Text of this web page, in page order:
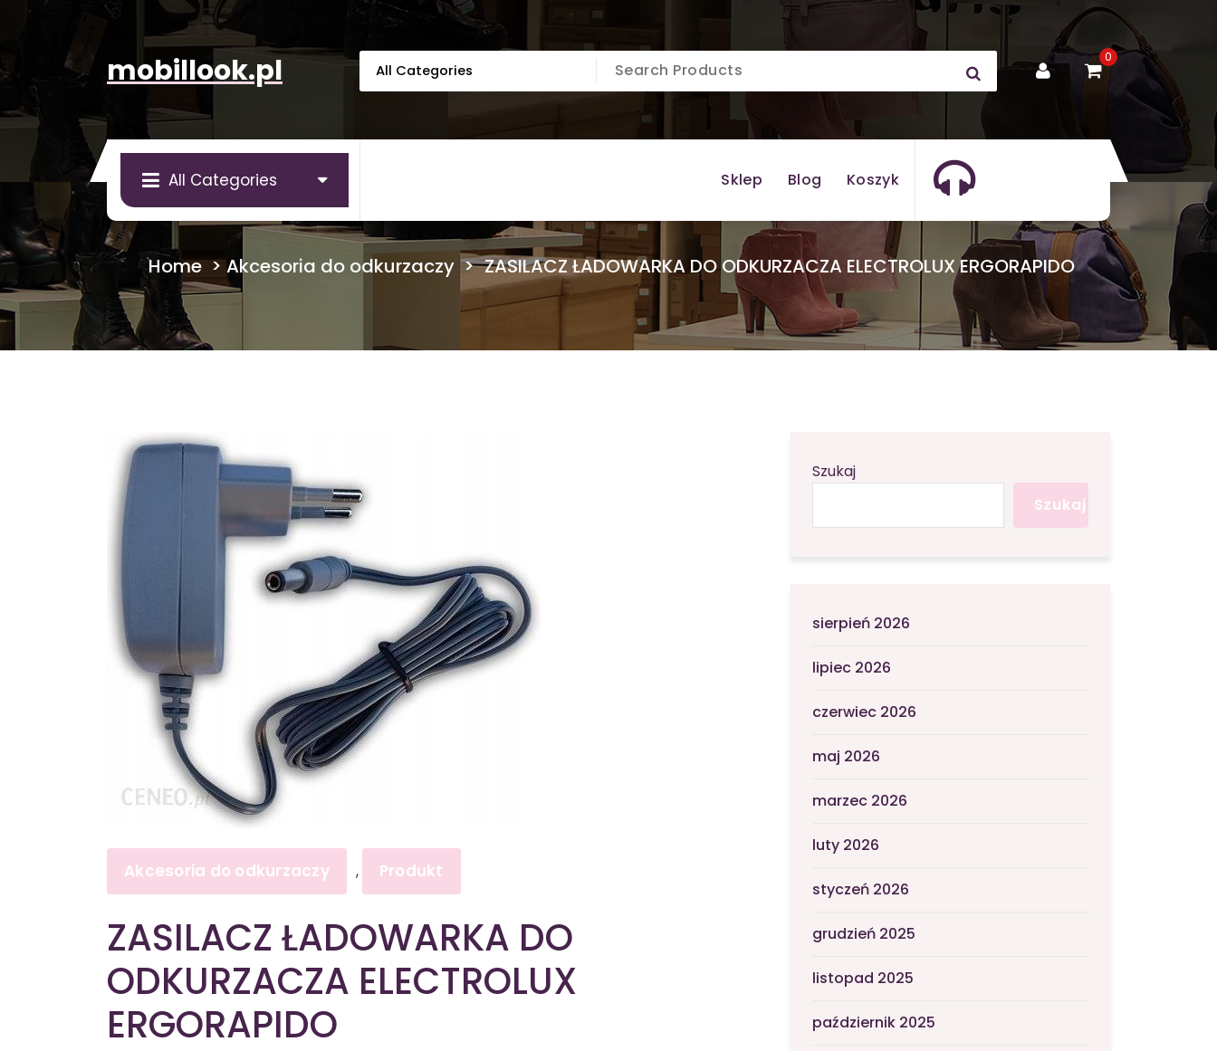
mobillook.pl 0
All Categories Sklep Blog Koszyk
Home>Akcesoria do odkurzaczy> ZASILACZ ŁADOWARKA DO ODKURZACZA ELECTROLUX ERGORAPIDO
Akcesoria do odkurzaczy , Produkt
ZASILACZ ŁADOWARKA DO
ODKURZACZA ELECTROLUX
ERGORAPIDO
Szukaj
Szukaj
sierpień 2026
lipiec 2026
czerwiec 2026
maj 2026
marzec 2026
luty 2026
styczeń 2026
grudzień 2025
listopad 2025
październik 2025